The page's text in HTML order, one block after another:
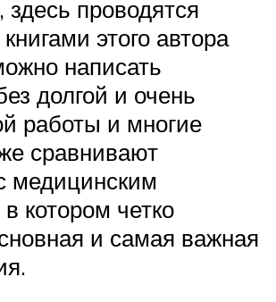
проводятся
этого автора
написать
долгой и очень
работы и многие
сравнивают
медицинским
котором четко
и самая важная